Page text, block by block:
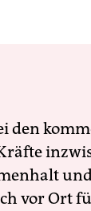
den
vor Ort